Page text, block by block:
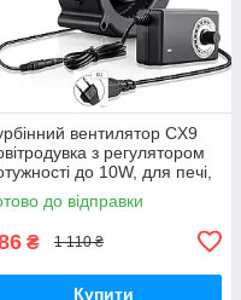
вентилятор CX9
з регулятором
до 10W, для печі,
220V
до відправки
₴ 1 110 ₴
Купити